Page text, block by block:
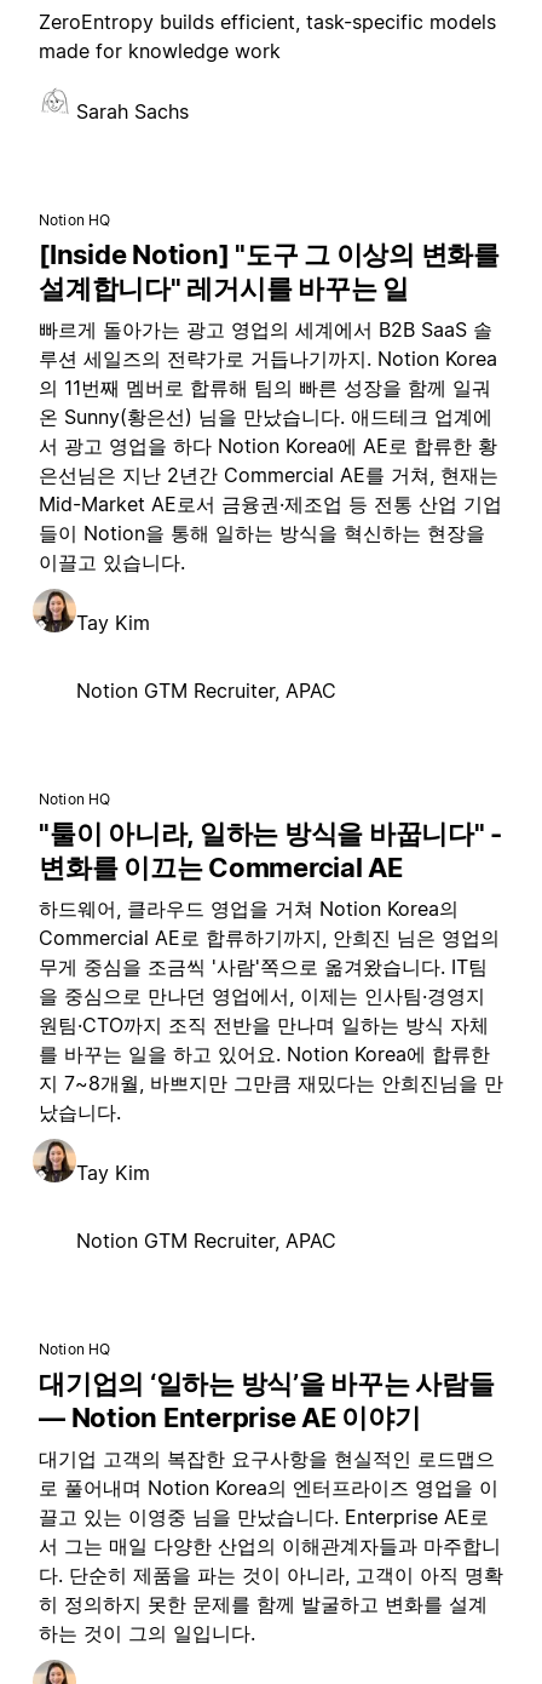
ZeroEntropy builds efficient, task-specific models
made for knowledge work
Sarah Sachs
Notion HQ
[Inside Notion] "도구 그 이상의 변화를
설계합니다" 레거시를 바꾸는 일
빠르게 돌아가는 광고 영업의 세계에서 B2B SaaS 솔
루션 세일즈의 전략가로 거듭나기까지. Notion Korea
의 11번째 멤버로 합류해 팀의 빠른 성장을 함께 일궈
온 Sunny(황은선) 님을 만났습니다. 애드테크 업계에
서 광고 영업을 하다 Notion Korea에 AE로 합류한 황
은선님은 지난 2년간 Commercial AE를 거쳐, 현재는
Mid-Market AE로서 금융권·제조업 등 전통 산업 기업
들이 Notion을 통해 일하는 방식을 혁신하는 현장을
이끌고 있습니다.
Tay Kim
Notion GTM Recruiter, APAC
Notion HQ
"툴이 아니라, 일하는 방식을 바꿉니다" -
변화를 이끄는 Commercial AE
하드웨어, 클라우드 영업을 거쳐 Notion Korea의
Commercial AE로 합류하기까지, 안희진 님은 영업의
무게 중심을 조금씩 '사람'쪽으로 옮겨왔습니다. IT팀
을 중심으로 만나던 영업에서, 이제는 인사팀·경영지
원팀·CTO까지 조직 전반을 만나며 일하는 방식 자체
를 바꾸는 일을 하고 있어요. Notion Korea에 합류한
지 7~8개월, 바쁘지만 그만큼 재밌다는 안희진님을 만
났습니다.
Tay Kim
Notion GTM Recruiter, APAC
Notion HQ
대기업의 ‘일하는 방식’을 바꾸는 사람들
— Notion Enterprise AE 이야기
대기업 고객의 복잡한 요구사항을 현실적인 로드맵으
로 풀어내며 Notion Korea의 엔터프라이즈 영업을 이
끌고 있는 이영중 님을 만났습니다. Enterprise AE로
서 그는 매일 다양한 산업의 이해관계자들과 마주합니
다. 단순히 제품을 파는 것이 아니라, 고객이 아직 명확
히 정의하지 못한 문제를 함께 발굴하고 변화를 설계
하는 것이 그의 일입니다.